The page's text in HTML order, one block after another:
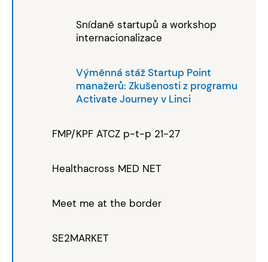
Snídaně startupů a workshop
internacionalizace
Výměnná stáž Startup Point
manažerů: Zkušenosti z programu
Activate Journey v Linci
FMP/KPF ATCZ p-t-p 21-27
Healthacross MED NET
Meet me at the border
SE2MARKET